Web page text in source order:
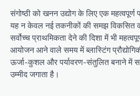
संगोष्ठी को खनन उद्योग के लिए एक महत्वपूर्ण
यह न केवल नई तकनीकों की समझ विकसित
सर्वोच्च प्राथमिकता देने की दिशा में भी
आयोजन आने वाले समय में ब्लास्टिंग
ऊर्जा-कुशल और पर्यावरण-संतुलित बनाने में
उम्मीद जगाता है।